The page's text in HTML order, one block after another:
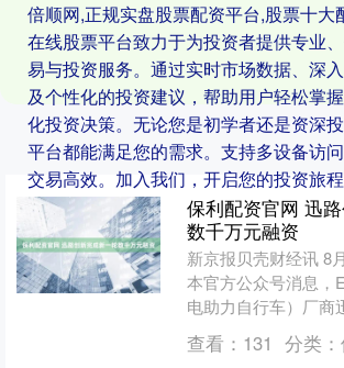
倍顺网,正规实盘股票配资平台,股票十大
在线股票平台致力于为投资者提供专业
易与投资服务。通过实时市场数据、深
及个性化的投资建议，帮助用户轻松掌
化投资决策。无论您是初学者还是资深
平台都能满足您的需求。支持多设备访
交易高效。加入我们，开启您的投资旅
财富增长的机会！
保利配资官网 迅
数千万元融资
新京报贝壳财经讯 8
本官方公众号消息，
电助力自行车）厂商
轮数千万元融资，本
种子基....
查看： 131 分类：